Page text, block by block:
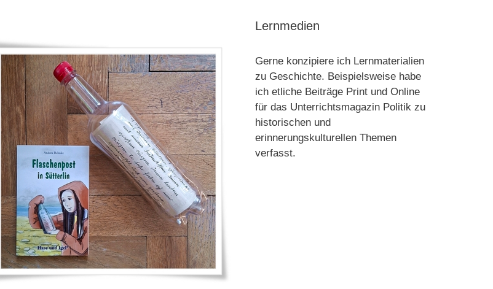
Lernmedien
Gerne konzipiere ich Lernmaterialien
zu Geschichte. Beispielsweise habe
ich etliche Beiträge Print und Online
für das Unterrichtsmagazin Politik zu
historischen und
erinnerungskulturellen Themen
verfasst.